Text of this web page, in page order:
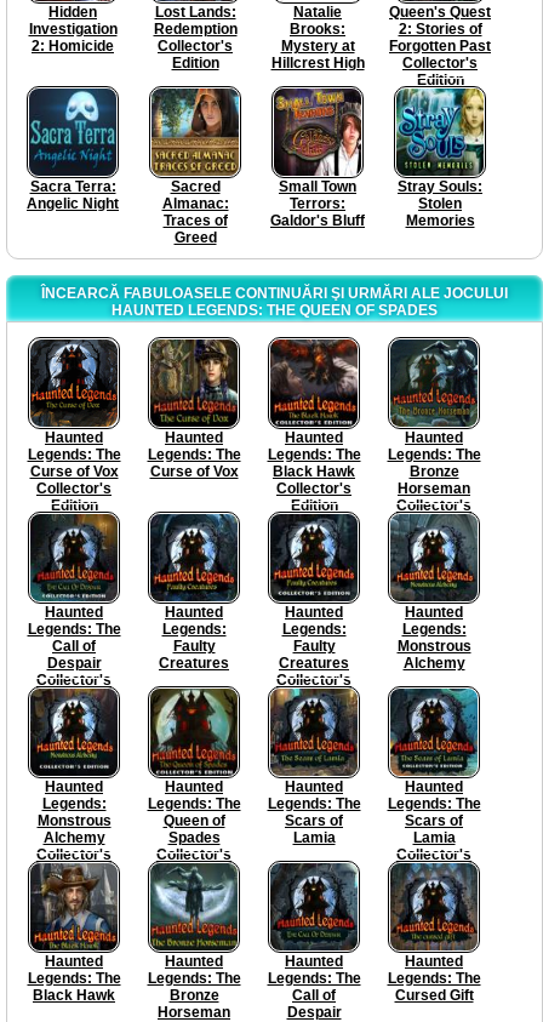
Hidden
Investigation
2: Homicide
Lost Lands:
Redemption
Collector's
Edition
Natalie
Brooks:
Mystery at
Hillcrest High
Queen's Quest
2: Stories of
Forgotten Past
Collector's
Edition
Sacra Terra:
Angelic Night
Sacred
Almanac:
Traces of
Greed
Small Town
Terrors:
Galdor's Bluff
Stray Souls:
Stolen
Memories
ÎNCEARCĂ FABULOASELE CONTINUĂRI ŞI URMĂRI ALE JOCULUI
HAUNTED LEGENDS: THE QUEEN OF SPADES
Haunted
Legends: The
Curse of Vox
Collector's
Edition
Haunted
Legends: The
Curse of Vox
Haunted
Legends: The
Black Hawk
Collector's
Edition
Haunted
Legends: The
Bronze
Horseman
Collector's
Edition
Haunted
Legends: The
Call of
Despair
Collector's
Edition
Haunted
Legends:
Faulty
Creatures
Haunted
Legends:
Faulty
Creatures
Collector's
Edition
Haunted
Legends:
Monstrous
Alchemy
Haunted
Legends:
Monstrous
Alchemy
Collector's
Edition
Haunted
Legends: The
Queen of
Spades
Collector's
Edition
Haunted
Legends: The
Scars of
Lamia
Haunted
Legends: The
Scars of
Lamia
Collector's
Edition
Haunted
Legends: The
Black Hawk
Haunted
Legends: The
Bronze
Horseman
Haunted
Legends: The
Call of
Despair
Haunted
Legends: The
Cursed Gift